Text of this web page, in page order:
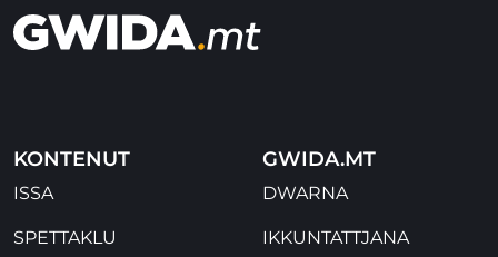
KONTENUT
ISSA
SPETTAKLU
GWIDA.MT
DWARNA
IKKUNTATTJANA